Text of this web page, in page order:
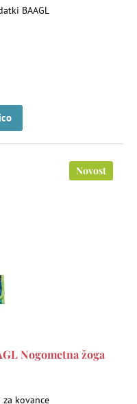
BAAGL
Novost
Nogometna žoga
kovance